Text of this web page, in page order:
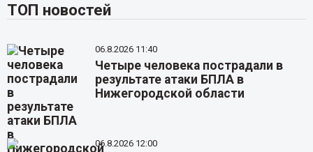
ТОП новостей
06.8.2026 11:40
Четыре человека пострадали в
результате атаки БПЛА в
Нижегородской области
06.8.2026 12:00